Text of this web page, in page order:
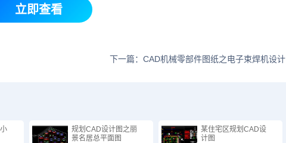
立即查看
下一篇：CAD机械零部件图纸之电子束焊机设计
规划CAD设计图之丽
景名居总平面图
某住宅区规划CAD设
计图